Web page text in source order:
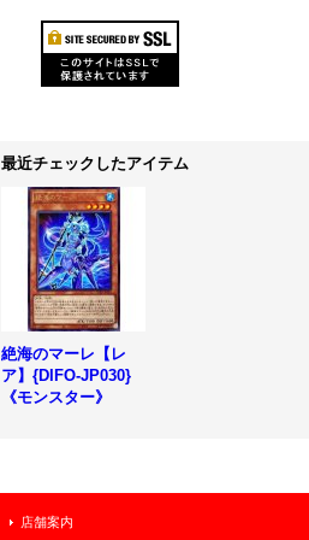
最近チェックしたアイテム
絶海のマーレ【レ
ア】{DIFO-JP030}
《モンスター》
店舗案内